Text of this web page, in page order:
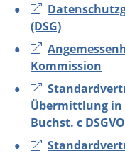
(DSG)
Kommission
Übermittlung in
Buchst. c DSGVO